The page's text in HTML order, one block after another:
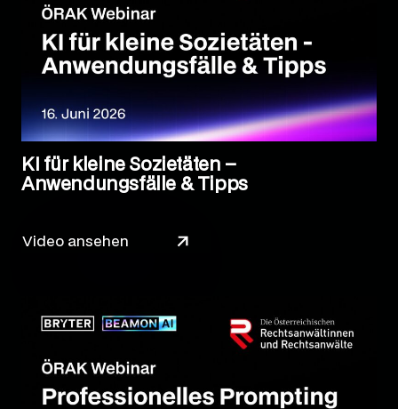
KI für kleine Sozietäten –
Anwendungsfälle & Tipps
Video ansehen